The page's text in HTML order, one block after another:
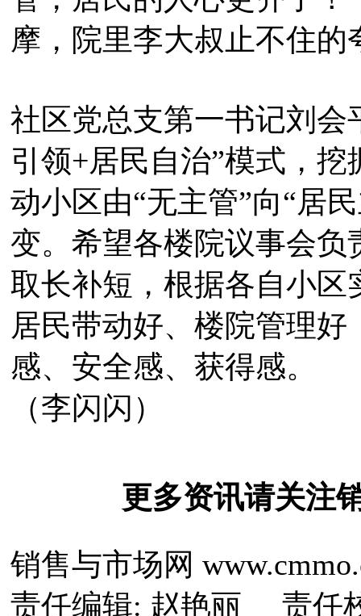
摩，院里李大叔止不住的
社区党总支第一书记刘会
引领+居民自治”模式，
动小区由“无主管”向“居
变。希望各楼院议事会
取长补短，根据各自小
居民带动好、楼院管理
感、安全感、获得感。
（李闪闪）
更多资讯请关注
销售与市场网
责任编辑: 赵艳丽 责任